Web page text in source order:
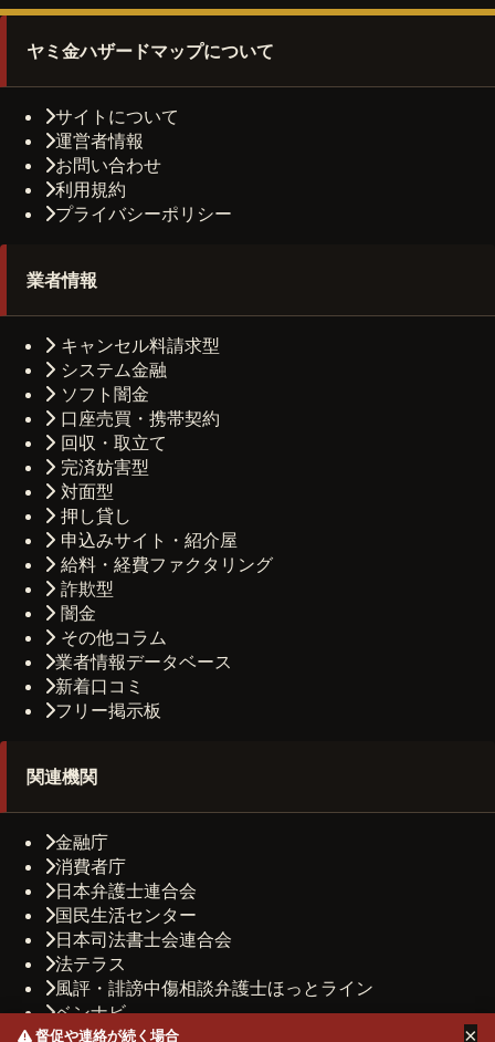
ヤミ金ハザードマップについて
サイトについて
運営者情報
お問い合わせ
利用規約
プライバシーポリシー
業者情報
キャンセル料請求型
システム金融
ソフト闇金
口座売買・携帯契約
回収・取立て
完済妨害型
対面型
押し貸し
申込みサイト・紹介屋
給料・経費ファクタリング
詐欺型
闇金
その他コラム
業者情報データベース
新着口コミ
フリー掲示板
関連機関
金融庁
消費者庁
日本弁護士連合会
国民生活センター
日本司法書士会連合会
法テラス
風評・誹謗中傷相談弁護士ほっとライン
ベンナビ
司法書士法人しもひがし法務事務所
督促や連絡が続く場合 ×